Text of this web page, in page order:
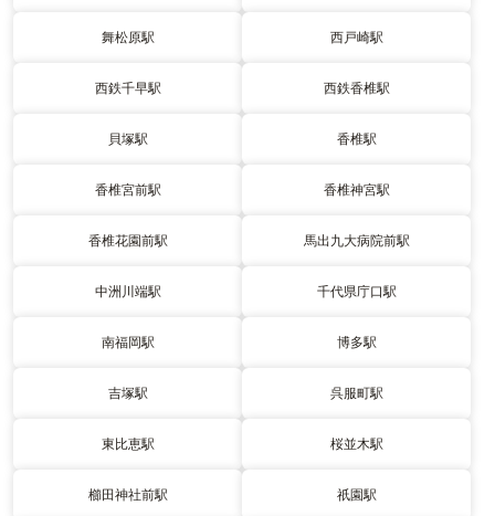
舞松原駅 西戸崎駅
西鉄千早駅 西鉄香椎駅
貝塚駅 香椎駅
香椎宮前駅 香椎神宮駅
香椎花園前駅 馬出九大病院前駅
中洲川端駅 千代県庁口駅
南福岡駅 博多駅
吉塚駅 呉服町駅
東比恵駅 桜並木駅
櫛田神社前駅 祇園駅